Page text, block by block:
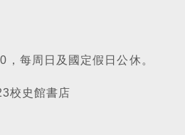
每周日及國定假日公休。
校史館書店